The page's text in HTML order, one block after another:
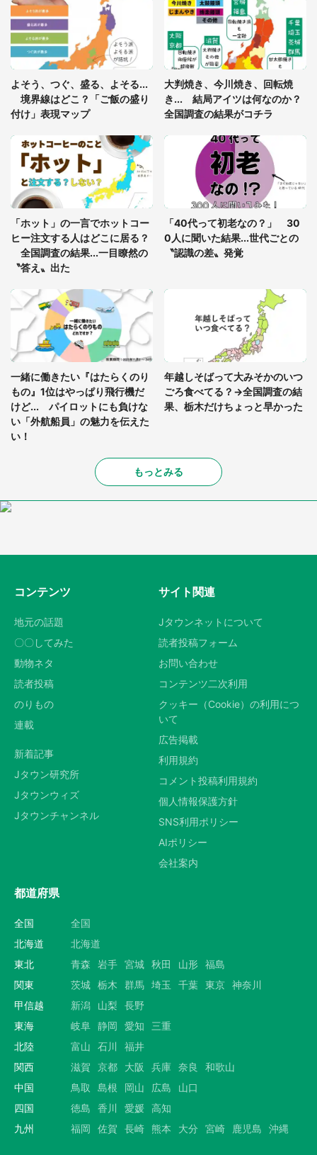
「閉所恐怖症の私は新幹線で大パニック。隣席の青
年に『手を繋いで』とお願いしたら...」 体験談に
8万人感動
グっちゃってた〝野生の野菜〟に6.5万人戦慄
「○○がない街に住んでいます」住人の呟きに30万
人驚がく 何が存在しないか、あなたはわかる？
「修学旅行に途中参加する娘を送って行ったら、真
っ暗な道で遭難状態。なんとか見つけた民家に助け
を求めると、住人の男性が...」
よそう、つぐ、盛る、よそる...
境界線はどこ？「ご飯の盛り
付け」表現マップ
大判焼き、今川焼き、回転焼
き... 結局アイツは何なのか？
全国調査の結果がコチラ
「ホット」の一言でホットコー
ヒー注文する人はどこに居る？
全国調査の結果...一目瞭然の
〝答え〟出た
「40代って初老なの？」 30
0人に聞いた結果...世代ごとの
〝認識の差〟発覚
一緒に働きたい『はたらくのり
もの』1位はやっぱり飛行機だ
けど... パイロットにも負けな
い「外航船員」の魅力を伝えた
い！
年越しそばって大みそかのいつ
ごろ食べてる？→全国調査の結
果、栃木だけちょっと早かった
もっとみる
コンテンツ
地元の話題
〇〇してみた
動物ネタ
読者投稿
のりもの
連載
新着記事
Jタウン研究所
Jタウンウィズ
Jタウンチャンネル
サイト関連
Jタウンネットについて
読者投稿フォーム
お問い合わせ
コンテンツ二次利用
クッキー（Cookie）の利用につ
いて
広告掲載
利用規約
コメント投稿利用規約
個人情報保護方針
SNS利用ポリシー
AIポリシー
会社案内
都道府県
全国
全国
北海道
北海道
東北
青森 岩手 宮城 秋田 山形 福島
関東
茨城 栃木 群馬 埼玉 千葉 東京 神奈川
甲信越
新潟 山梨
長野
東海
岐阜 静岡 愛知
三重
北陸
富山 石川
福井
関西
滋賀 京都 大阪 兵庫 奈良
和歌山
中国
鳥取 島根 岡山 広島
山口
四国
徳島 香川 愛媛 高知
九州
福岡 佐賀 長崎 熊本 大分 宮崎 鹿児島 沖縄